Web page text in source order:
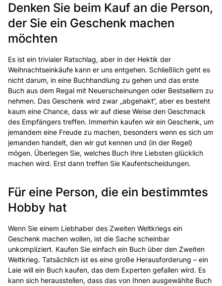
Denken Sie beim Kauf an die Person,
der Sie ein Geschenk machen
möchten
Es ist ein trivialer Ratschlag, aber in der Hektik der
Weihnachtseinkäufe kann er uns entgehen. Schließlich geht es
nicht darum, in eine Buchhandlung zu gehen und das erste
Buch aus dem Regal mit Neuerscheinungen oder Bestsellern zu
nehmen. Das Geschenk wird zwar „abgehakt“, aber es besteht
kaum eine Chance, dass wir auf diese Weise den Geschmack
des Empfängers treffen. Immerhin kaufen wir ein Geschenk, um
jemandem eine Freude zu machen, besonders wenn es sich um
jemanden handelt, den wir gut kennen und (in der Regel)
mögen. Überlegen Sie, welches Buch Ihre Liebsten glücklich
machen wird. Erst dann treffen Sie Kaufentscheidungen.
Für eine Person, die ein bestimmtes
Hobby hat
Wenn Sie einem Liebhaber des Zweiten Weltkriegs ein
Geschenk machen wollen, ist die Sache scheinbar
unkompliziert. Kaufen Sie einfach ein Buch über den Zweiten
Weltkrieg. Tatsächlich ist es eine große Herausforderung – ein
Laie will ein Buch kaufen, das dem Experten gefallen wird. Es
kann sich herausstellen, dass das von Ihnen ausgewählte Buch